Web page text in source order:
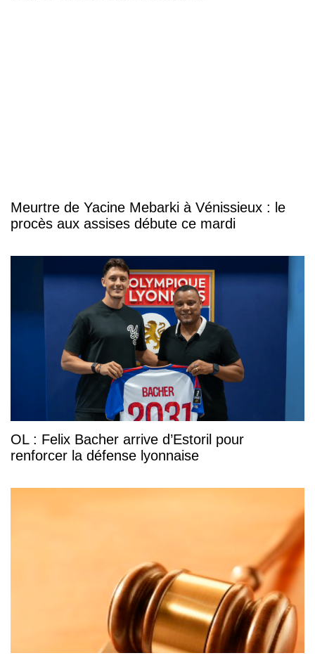
Meurtre de Yacine Mebarki à Vénissieux : le
procès aux assises débute ce mardi
OL : Felix Bacher arrive d’Estoril pour
renforcer la défense lyonnaise